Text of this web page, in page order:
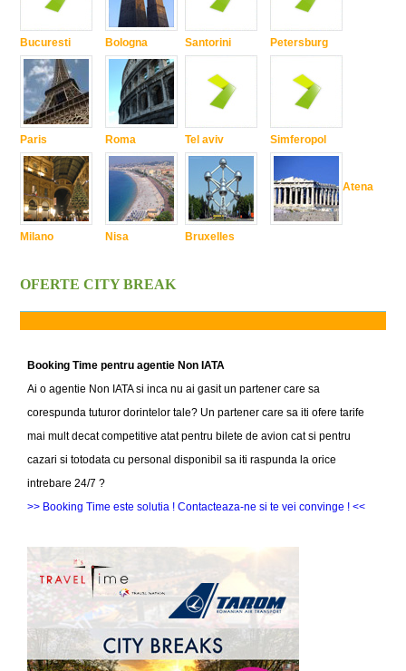
Bucuresti
Paris
Milano
Bologna
Roma
Nisa
Santorini
Tel aviv
Bruxelles
Petersburg
Simferopol
Atena
OFERTE CITY BREAK
Booking Time pentru agentie Non IATA
Ai o agentie Non IATA si inca nu ai gasit un partener care sa
corespunda tuturor dorintelor tale? Un partener care sa iti ofere tarife
mai mult decat competitive atat pentru bilete de avion cat si pentru
cazari si totodata cu personal disponibil sa iti raspunda la orice
intrebare 24/7 ?
>> Booking Time este solutia ! Contacteaza-ne si te vei convinge ! <<